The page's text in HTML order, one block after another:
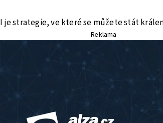
je strategie, ve které se můžete stát
Reklama